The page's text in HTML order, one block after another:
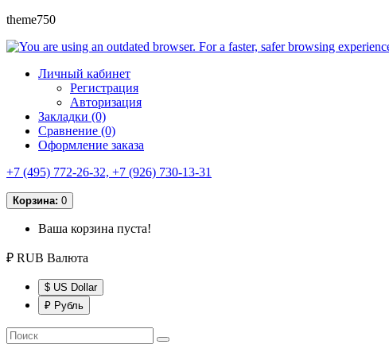
theme750
Личный кабинет
Регистрация
Авторизация
Закладки (0)
Сравнение (0)
Оформление заказа
+7 (495) 772-26-32, +7 (926) 730-13-31
Корзина: 0
Ваша корзина пуста!
₽ RUB Валюта
$ US Dollar
₽ Рубль